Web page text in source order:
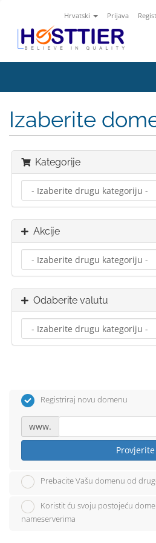
Hrvatski Prijava
Izaberite
Kategorije
Akcije
Odaberite valutu
Registriraj novu domenu
www.
Provjerite
Prebacite Vašu domenu od
Koristit ću svoju postojeću
nameserverima